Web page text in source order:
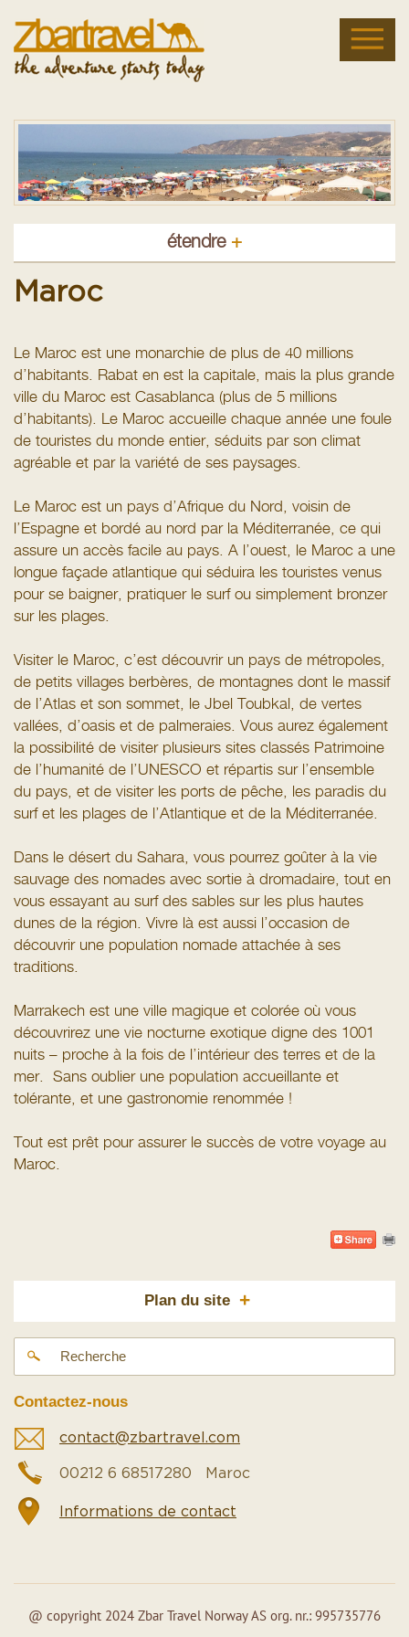
étendre +
Maroc
Le Maroc est une monarchie de plus de 40 millions
d’habitants. Rabat en est la capitale, mais la plus grande
ville du Maroc est Casablanca (plus de 5 millions
d’habitants). Le Maroc accueille chaque année une foule
de touristes du monde entier, séduits par son climat
agréable et par la variété de ses paysages.
Le Maroc est un pays d’Afrique du Nord, voisin de
l’Espagne et bordé au nord par la Méditerranée, ce qui
assure un accès facile au pays. A l’ouest, le Maroc a une
longue façade atlantique qui séduira les touristes venus
pour se baigner, pratiquer le surf ou simplement bronzer
sur les plages.
Visiter le Maroc, c’est découvrir un pays de métropoles,
de petits villages berbères, de montagnes dont le massif
de l’Atlas et son sommet, le Jbel Toubkal, de vertes
vallées, d’oasis et de palmeraies. Vous aurez également
la possibilité de visiter plusieurs sites classés Patrimoine
de l’humanité de l’UNESCO et répartis sur l’ensemble
du pays, et de visiter les ports de pêche, les paradis du
surf et les plages de l’Atlantique et de la Méditerranée.
Dans le désert du Sahara, vous pourrez goûter à la vie
sauvage des nomades avec sortie à dromadaire, tout en
vous essayant au surf des sables sur les plus hautes
dunes de la région. Vivre là est aussi l’occasion de
découvrir une population nomade attachée à ses
traditions.
Marrakech est une ville magique et colorée où vous
découvrirez une vie nocturne exotique digne des 1001
nuits – proche à la fois de l’intérieur des terres et de la
mer. Sans oublier une population accueillante et
tolérante, et une gastronomie renommée !
Tout est prêt pour assurer le succès de votre voyage au
Maroc.
Plan du site +
Contactez-nous
contact@zbartravel.com
00212 6 68517280 Maroc
Informations de contact
@ copyright 2024 Zbar Travel Norway AS org. nr.: 995735776